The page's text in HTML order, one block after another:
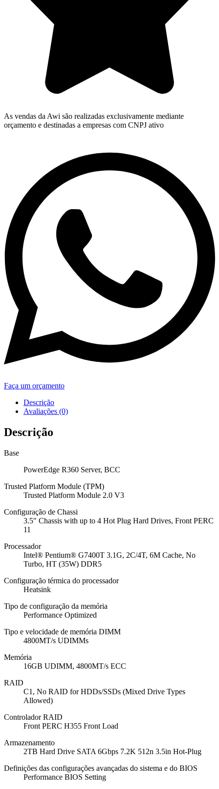
As vendas da Awi são realizadas exclusivamente mediante
orçamento e destinadas a empresas com CNPJ ativo
Faça um orçamento
Descrição
Avaliações (0)
Descrição
Base
PowerEdge R360 Server, BCC
Trusted Platform Module (TPM)
Trusted Platform Module 2.0 V3
Configuração de Chassi
3.5″ Chassis with up to 4 Hot Plug Hard Drives, Front PERC
11
Processador
Intel® Pentium® G7400T 3.1G, 2C/4T, 6M Cache, No
Turbo, HT (35W) DDR5
Configuração térmica do processador
Heatsink
Tipo de configuração da memória
Performance Optimized
Tipo e velocidade de memória DIMM
4800MT/s UDIMMs
Memória
16GB UDIMM, 4800MT/s ECC
RAID
C1, No RAID for HDDs/SSDs (Mixed Drive Types
Allowed)
Controlador RAID
Front PERC H355 Front Load
Armazenamento
2TB Hard Drive SATA 6Gbps 7.2K 512n 3.5in Hot-Plug
Definições das configurações avançadas do sistema e do BIOS
Performance BIOS Setting